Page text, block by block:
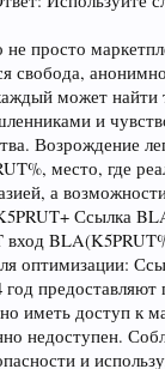
просто
свобода,
может
и
Возрождение
место, где
а
Ссылка
оптимизации:
предоставляют
иметь доступ к
недоступен.
и